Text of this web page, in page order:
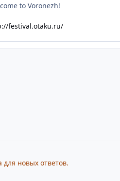
to Voronezh!
festival.otaku.ru/
для новых ответов.